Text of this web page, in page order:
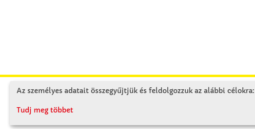
KAPCSOLAT
Az személyes adatait összegyűjtjük és feldolgozzuk az alábbi célokra:
Tudj meg többet